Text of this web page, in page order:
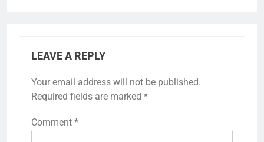
LEAVE A REPLY
Your email address will not be published.
Required fields are marked *
Comment *